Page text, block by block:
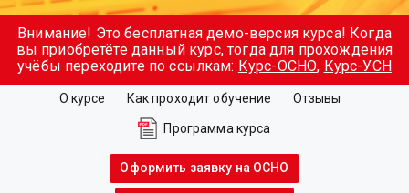
Внимание! Это бесплатная демо-версия курса! Когда
вы приобретёте данный курс, тогда для прохождения
учёбы переходите по ссылкам: Курс-ОСНО, Курс-УСН
О курсе Как проходит обучение Отзывы
Программа курса
Оформить заявку на ОСНО